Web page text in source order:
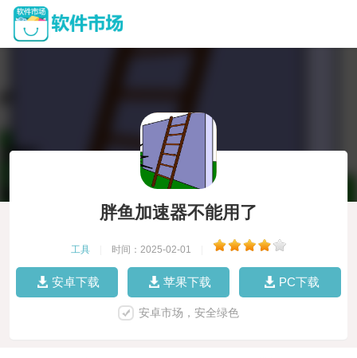
胖鱼加速器不能用了
工具 时间：2025-02-01
安卓下载 苹果下载 PC下载
安卓市场，安全绿色